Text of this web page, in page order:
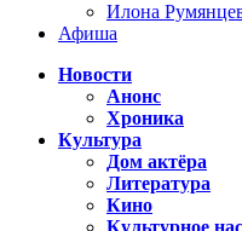
Илона
Афиша
Новости
Анонс
Хроника
Культура
Дом актёра
Литература
Кино